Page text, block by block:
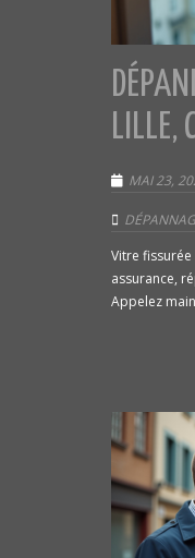
LILLE,
MAI 23,
Vitre
assurance,
Appelez